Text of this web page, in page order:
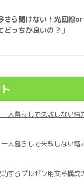
さら聞けない！光回線
どっちが良いの？」
人暮らしで失敗しない電
人暮らしで失敗しない電
するプレゼン用文章構成